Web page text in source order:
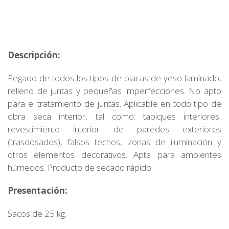
Descripción:
Pegado de todos los tipos de placas de yeso laminado,
relleno de juntas y pequeñas imperfecciones. No apto
para el tratamiento de juntas. Aplicable en todo tipo de
obra seca interior, tal como: tabiques interiores,
revestimiento interior de paredes exteriores
(trasdosados), falsos techos, zonas de iluminación y
otros elementos decorativos. Apta para ambientes
húmedos. Producto de secado rápido.
Presentación:
Sacos de 25 kg.